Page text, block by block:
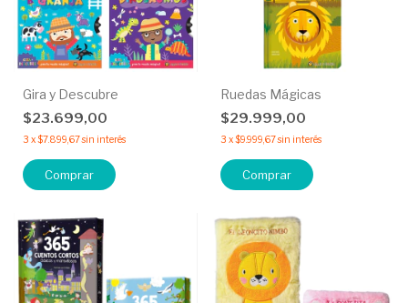
Gira y Descubre
$23.699,00
3 x$7.899,67sin interés
Comprar
Ruedas Mágicas
$29.999,00
3 x$9.999,67sin interés
Comprar